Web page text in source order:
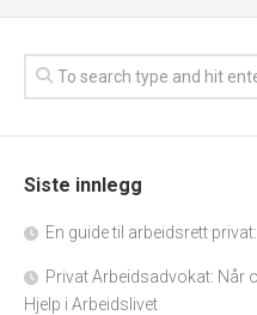
Siste innlegg
En guide til arbeidsrett
Privat Arbeidsadvokat: Når
Hjelp i Arbeidslivet